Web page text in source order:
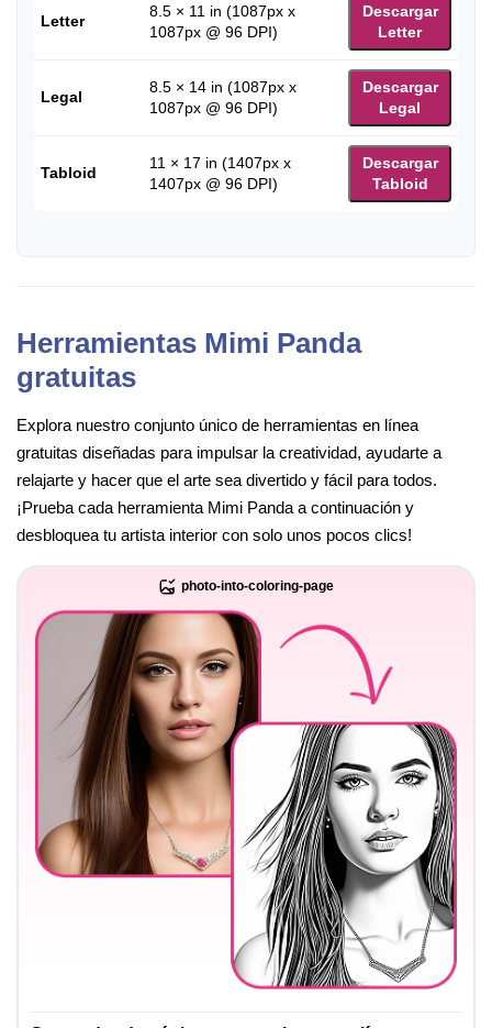
Letter
8.5 × 11 in (1087px x
1087px @ 96 DPI)
Descargar
Letter
Legal
8.5 × 14 in (1087px x
1087px @ 96 DPI)
Descargar
Legal
Tabloid
11 × 17 in (1407px x
1407px @ 96 DPI)
Descargar
Tabloid
Herramientas Mimi Panda
gratuitas
Explora nuestro conjunto único de herramientas en línea
gratuitas diseñadas para impulsar la creatividad, ayudarte a
relajarte y hacer que el arte sea divertido y fácil para todos.
¡Prueba cada herramienta Mimi Panda a continuación y
desbloquea tu artista interior con solo unos pocos clics!
photo-into-coloring-page